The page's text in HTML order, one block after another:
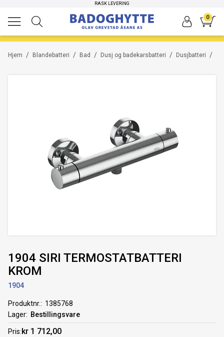
RASK LEVERING
0
/
Hjem /
Blandebatteri /
Bad /
Dusj og badekarsbatteri /
Dusjbatteri
1904 SIRI TERMOSTATBATTERI
KROM
1904
Produktnr.
1385768
Lager
Bestillingsvare
Pris kr 1 712,00